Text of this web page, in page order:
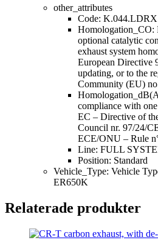
other_attributes
Code: K.044.LDRX
Homologation_CO:
optional catalytic
exhaust system
European Directive
updating, or to the
Community (EU)
compliance with
EC – Directive of
Council nr. 97/24/
ECE/ONU – Rule
Line: FULL
Position: Standard
Vehicle_Type: Vehicle
ER650K
Relaterade produkter